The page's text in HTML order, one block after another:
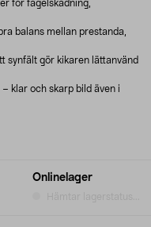
Onlinelager
för fågelskådning,
balans mellan prestanda,
synfält gör kikaren lättanvänd
klar och skarp bild även i